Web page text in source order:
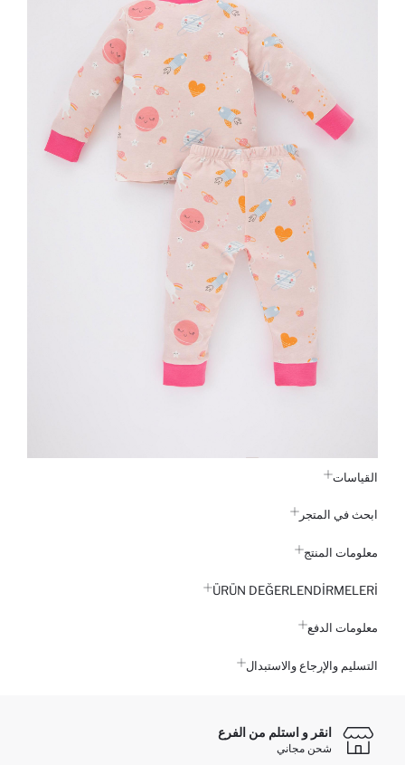
القياسات
ابحث في المتجر
معلومات المنتج
ÜRÜN DEĞERLENDİRMELERİ
معلومات الدفع
التسليم والإرجاع والاستبدال
انقر و استلم من الفرع
شحن مجاني